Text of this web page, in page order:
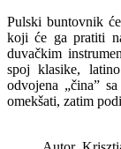
Pulski buntovnik
koji će ga pratiti
duvačkim
spoj klasike,
odvojena „čina”
omekšati, zatim